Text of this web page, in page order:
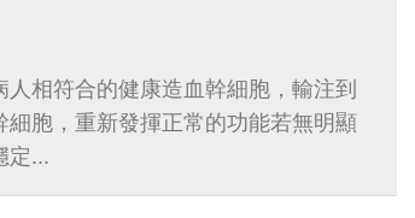
相符合的健康造血幹細胞，輸注到
胞，重新發揮正常的功能若無明顯
定...